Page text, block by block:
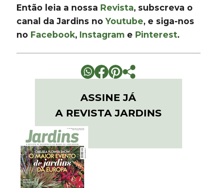
Então leia a nossa Revista, subscreva o
canal da Jardins noYoutube, e siga-nos
no Facebook, Instagram e Pinterest.
ASSINE JÁ
A REVISTA JARDINS